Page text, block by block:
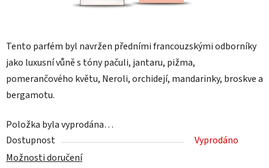
Tento parfém byl navržen předními francouzskými odborníky
jako luxusní vůně s tóny pačuli, jantaru, pižma,
pomerančového květu, Neroli, orchidejí, mandarinky, broskve a
bergamotu.
Položka byla vyprodána…
Dostupnost
Vyprodáno
Možnosti doručení